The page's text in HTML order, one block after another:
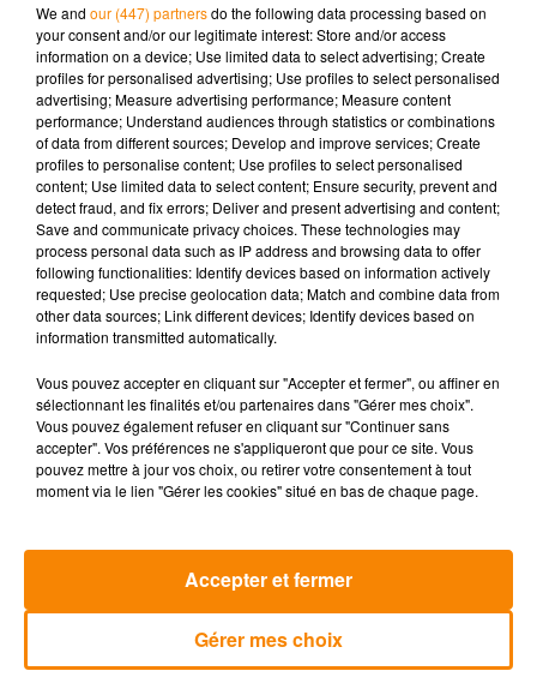
organisée par l’association « Ma Hélène ». Cet événement se
tiendra de 10h à 18h dans le Hall 2000 du Parc des
Expositions.
Plus de 75 exposants — thérapeutes, praticiens en santé
naturelle, artisans et producteurs bio — proposeront
consultations, démonstrations et produits dédiés au bien-
être.
Au programme également : des conférences et ateliers tout
au long du week-end, animés notamment par la
conférencière internationale Béatrice Bourau-Glisia, qui
donnera deux temps forts : l’un le samedi sur « Les
croyances ou pensées automatiques limitantes », l’autre le
dimanche sur « Le surpoids et les troubles du comportement
alimentaire »
Une tombola gratuite avec de nombreux lots offerts par les
exposants, ainsi qu’un espace restauration bio et découverte
de produits locaux complètent ce rendez-vous dédié à
We and our (447) partnersdo the following data processing based on
your consent and/or our legitimate interest: Store and/or access
information on a device; Use limited data to select advertising; Create
profiles for personalised advertising; Use profiles to select personalised
advertising; Measure advertising performance; Measure content
performance; Understand audiences through statistics or combinations
of data from different sources; Develop and improve services; Create
profiles to personalise content; Use profiles to select personalised
content; Use limited data to select content; Ensure security, prevent and
detect fraud, and fix errors; Deliver and present advertising and content;
Save and communicate privacy choices. These technologies may
process personal data such as IP address and browsing data to offer
following functionalities: Identify devices based on information actively
requested; Use precise geolocation data; Match and combine data from
other data sources; Link different devices; Identify devices based on
information transmitted automatically.
Vous pouvez accepter en cliquant sur "Accepter et fermer", ou affiner en
sélectionnant les finalités et/ou partenaires dans "Gérer mes choix".
Vous pouvez également refuser en cliquant sur "Continuer sans
accepter". Vos préférences ne s'appliqueront que pour ce site. Vous
pouvez mettre à jour vos choix, ou retirer votre consentement à tout
moment via le lien "Gérer les cookies" situé en bas de chaque page.
Gérer mes choix
Accepter et fermer